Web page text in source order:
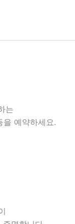
는
을 예약하세요.